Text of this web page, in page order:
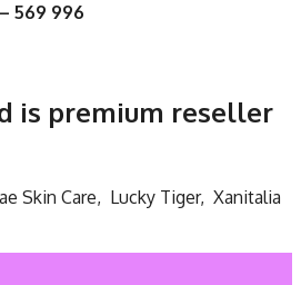
569 996
is premium reseller
Skin Care, Lucky Tiger, Xanitalia